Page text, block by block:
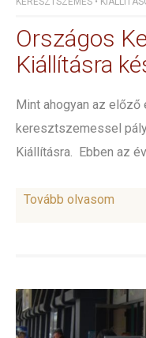
Országos
Kiállításra
Mint ahogyan az előző
keresztszemessel
Kiállításra. Ebben az
Tovább olvasom